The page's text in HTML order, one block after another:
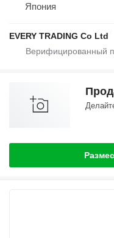
Япония
EVERY TRADING Co Ltd